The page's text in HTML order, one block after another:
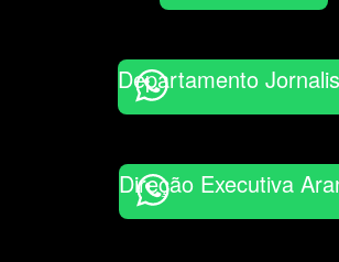
Departamento
Direção Executiva